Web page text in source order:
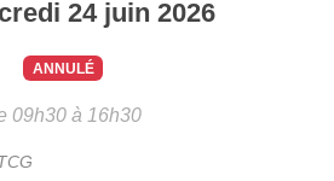
24 juin 2026
ANNULÉ
09h30 à 16h30